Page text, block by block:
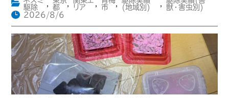
駆除
都
リア
市
(地域別)
獣・害虫別)
2026/8/6